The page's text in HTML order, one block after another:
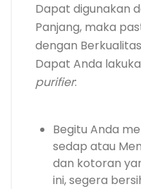
Dapat digunakan
Panjang, maka
dengan
Dapat Anda
purifier:
Begitu Anda
sedap atau
dan kotoran
ini, segera